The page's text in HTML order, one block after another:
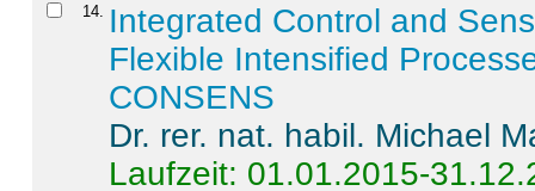
14
Integrated Control and
Flexible Intensified
CONSENS
Dr. rer. nat. habil. Michael
Laufzeit: 01.01.2015-